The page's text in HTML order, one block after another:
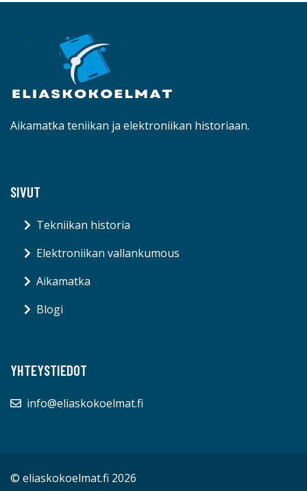
Aikamatka teniikan ja elektroniikan historiaan.
SIVUT
Tekniikan historia
Elektroniikan vallankumous
Aikamatka
Blogi
YHTEYSTIEDOT
info@eliaskokoelmat.fi
© eliaskokoelmat.fi 2026